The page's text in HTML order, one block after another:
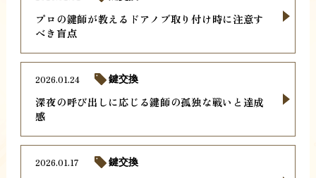
プロの鍵師が教えるドアノブ取り付け時に注意す
べき盲点
深夜の呼び出しに応じる鍵師の孤独な戦いと達成
感
2026.01.24 鍵交換
2026.01.17 鍵交換